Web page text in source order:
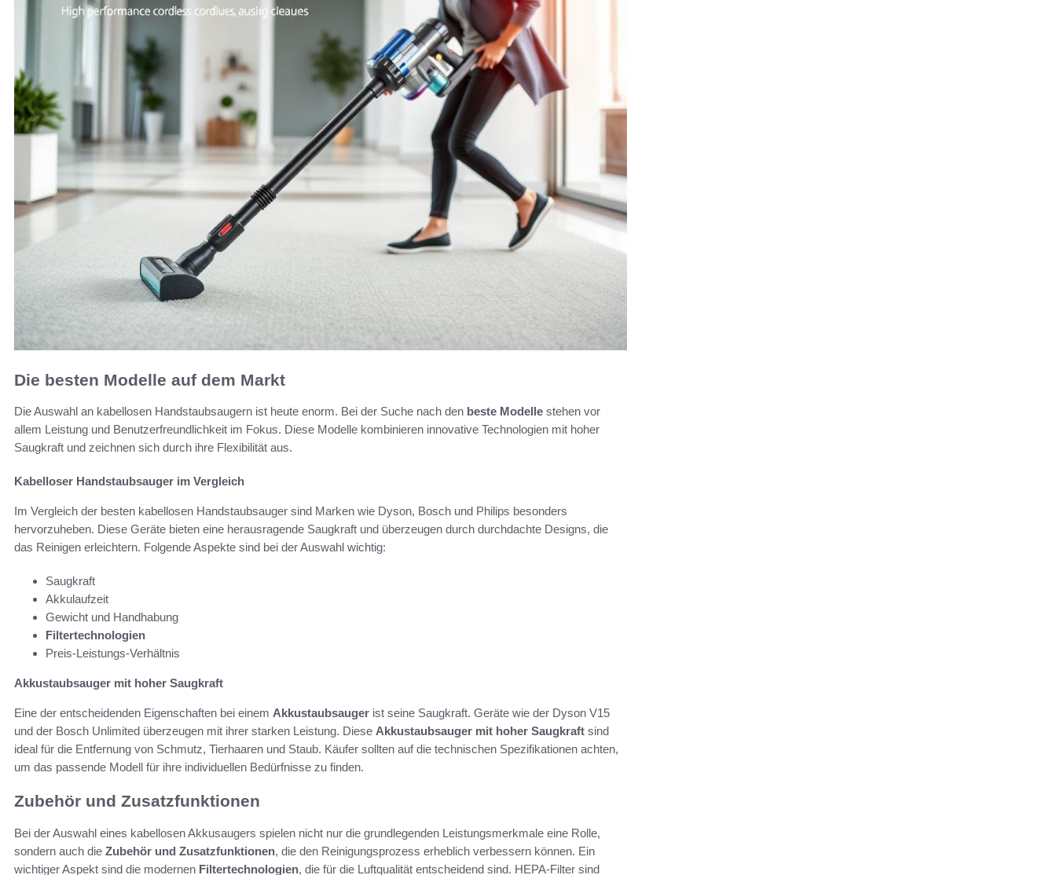
Die besten Modelle auf dem Markt
Die Auswahl an kabellosen Handstaubsaugern ist heute enorm. Bei der Suche nach den beste Modelle stehen vor
allem Leistung und Benutzerfreundlichkeit im Fokus. Diese Modelle kombinieren innovative Technologien mit hoher
Saugkraft und zeichnen sich durch ihre Flexibilität aus.
Kabelloser Handstaubsauger im Vergleich
Im Vergleich der besten kabellosen Handstaubsauger sind Marken wie Dyson, Bosch und Philips besonders
hervorzuheben. Diese Geräte bieten eine herausragende Saugkraft und überzeugen durch durchdachte Designs, die
das Reinigen erleichtern. Folgende Aspekte sind bei der Auswahl wichtig:
Saugkraft
Akkulaufzeit
Gewicht und Handhabung
Filtertechnologien
Preis-Leistungs-Verhältnis
Akkustaubsauger mit hoher Saugkraft
Eine der entscheidenden Eigenschaften bei einem Akkustaubsauger ist seine Saugkraft. Geräte wie der Dyson V15
und der Bosch Unlimited überzeugen mit ihrer starken Leistung. Diese Akkustaubsauger mit hoher Saugkraft sind
ideal für die Entfernung von Schmutz, Tierhaaren und Staub. Käufer sollten auf die technischen Spezifikationen achten,
um das passende Modell für ihre individuellen Bedürfnisse zu finden.
Zubehör und Zusatzfunktionen
Bei der Auswahl eines kabellosen Akkusaugers spielen nicht nur die grundlegenden Leistungsmerkmale eine Rolle,
sondern auch die Zubehör und Zusatzfunktionen, die den Reinigungsprozess erheblich verbessern können. Ein
wichtiger Aspekt sind die modernen Filtertechnologien, die für die Luftqualität entscheidend sind. HEPA-Filter sind